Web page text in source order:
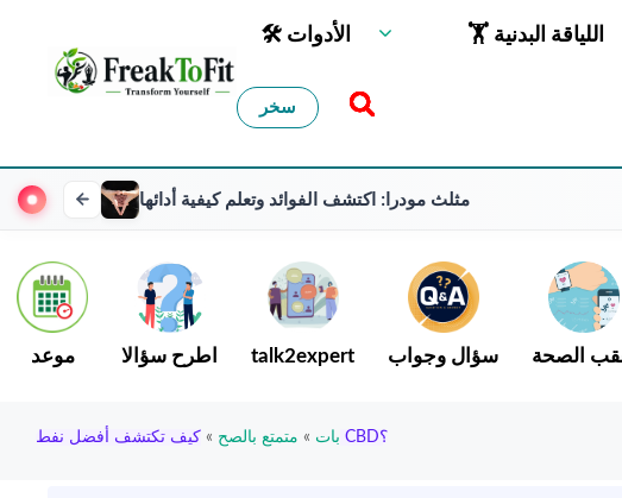
🛠 الأدوات 🏋 اللياقة البدنية
سخر
مثلث مودرا: اكتشف الفوائد وتعلم كيفية أدائها
موعد اطرح سؤالا talk2expert سؤال وجواب الصحة
بات » متمتع بالصح » كيف تكتشف أفضل نفط CBD؟